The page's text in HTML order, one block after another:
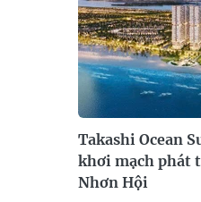
Takashi Ocean
khơi mạch phát
Nhơn Hội